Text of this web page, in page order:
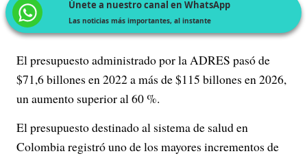
Únete a nuestro canal en WhatsApp
Las noticias más importantes, al instante
El presupuesto administrado por la ADRES pasó de
$71,6 billones en 2022 a más de $115 billones en 2026,
un aumento superior al 60 %.
El presupuesto destinado al sistema de salud en
Colombia registró uno de los mayores incrementos de